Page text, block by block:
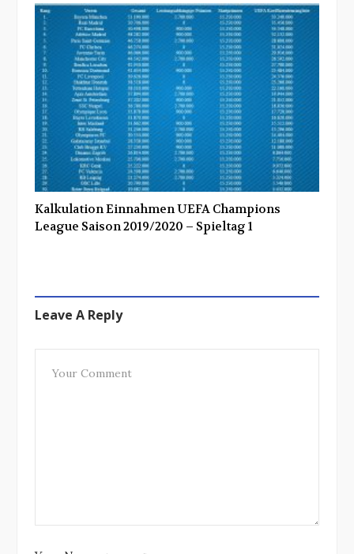
Kalkulation Einnahmen UEFA Champions
League Saison 2019/2020 – Spieltag 1
Leave A Reply